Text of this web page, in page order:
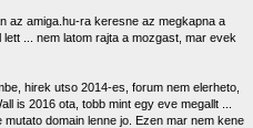
az amiga.hu-ra keresne az megkapna a
... nem latom rajta a mozgast, mar evek
hirek utso 2014-es, forum nem elerheto,
is 2016 ota, tobb mint egy eve megallt ...
domain lenne jo. Ezen mar nem kene